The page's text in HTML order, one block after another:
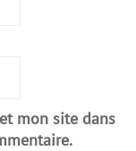
mon site dans